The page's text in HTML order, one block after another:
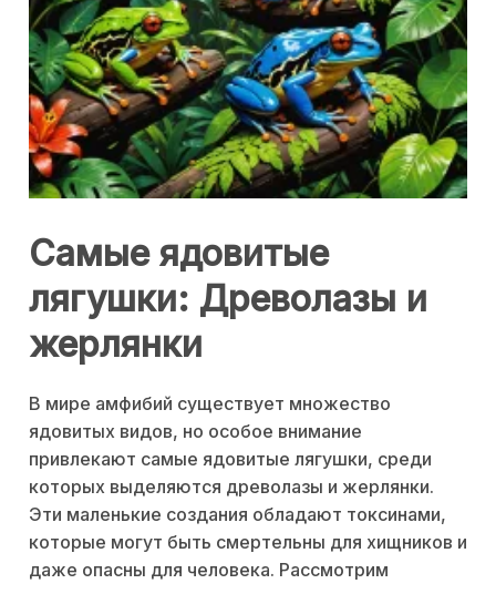
Самые ядовитые
лягушки: Древолазы и
жерлянки
В мире амфибий существует множество
ядовитых видов, но особое внимание
привлекают самые ядовитые лягушки, среди
которых выделяются древолазы и жерлянки.
Эти маленькие создания обладают токсинами,
которые могут быть смертельны для хищников и
даже опасны для человека. Рассмотрим